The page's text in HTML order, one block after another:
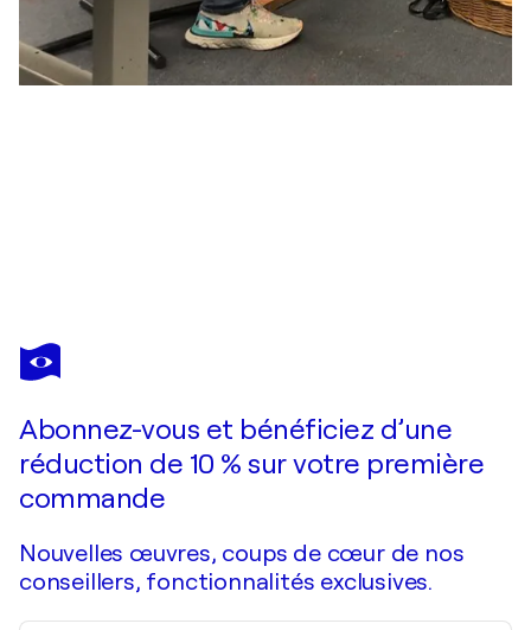
FREDI
GERTSCH
Je passe commande
Abonnez-vous et bénéficiez d’une
réduction de 10 % sur votre première
commande
Nouvelles œuvres, coups de cœur de nos
conseillers, fonctionnalités exclusives.